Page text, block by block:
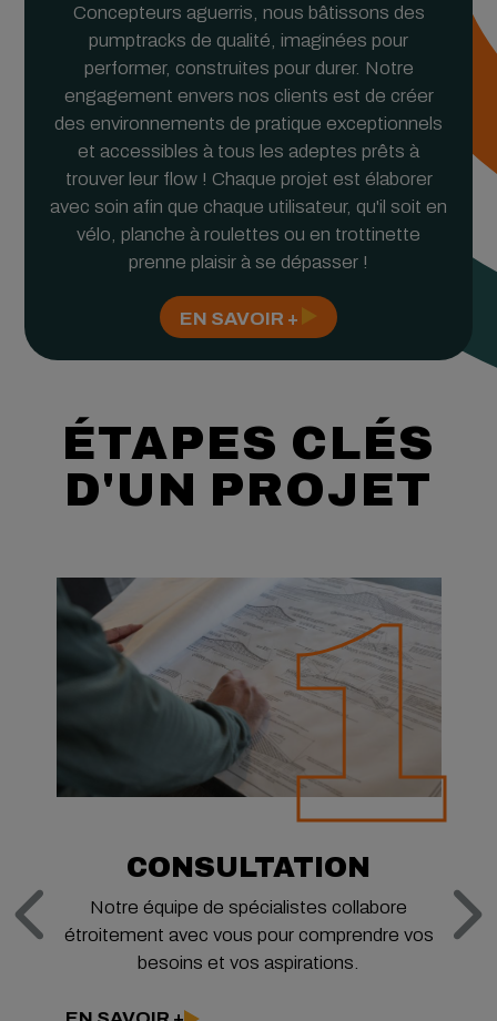
Concepteurs aguerris, nous bâtissons des
pumptracks de qualité, imaginées pour
performer, construites pour durer. Notre
engagement envers nos clients est de créer
des environnements de pratique exceptionnels
et accessibles à tous les adeptes prêts à
trouver leur flow ! Chaque projet est élaborer
avec soin afin que chaque utilisateur, qu'il soit en
vélo, planche à roulettes ou en trottinette
prenne plaisir à se dépasser !
EN SAVOIR +
ÉTAPES CLÉS
D'UN PROJET
1
CONSULTATION
Notre équipe de spécialistes collabore
étroitement avec vous pour comprendre vos
besoins et vos aspirations.